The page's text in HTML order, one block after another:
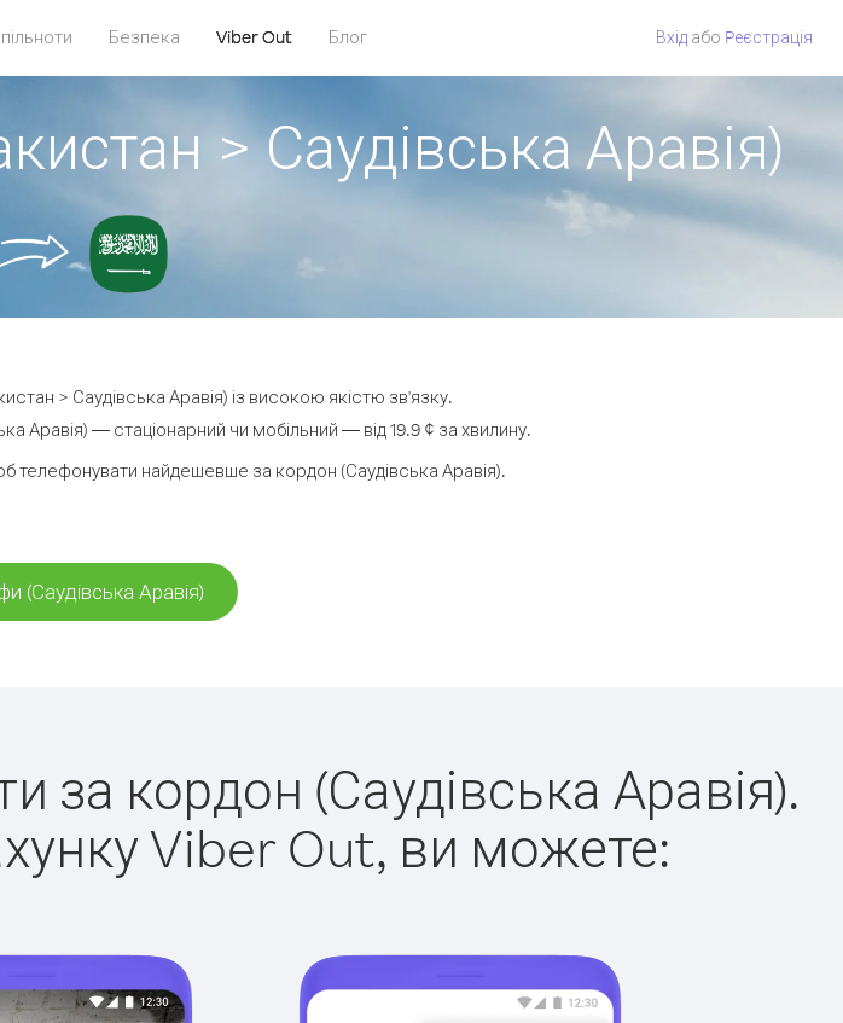
Безпека Viber Out Блог Вхід або Pеєстрація
> Саудівська Аравія)
> Саудівська Аравія) із високою якістю зв'язку.
Аравія) — стаціонарний чи мобільний — від 19.9 ¢ за хвилину.
телефонувати найдешевше за кордон (Саудівська Аравія).
(Саудівська Аравія)
за кордон (Саудівська Аравія).
Viber Out, ви можете: